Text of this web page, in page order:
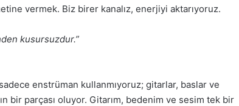
vermek. Biz birer kanalız, enerjiyi aktarıyoruz.
kusursuzdur.”
enstrüman kullanmıyoruz; gitarlar, baslar ve
bir parçası oluyor. Gitarım, bedenim ve sesim tek bir